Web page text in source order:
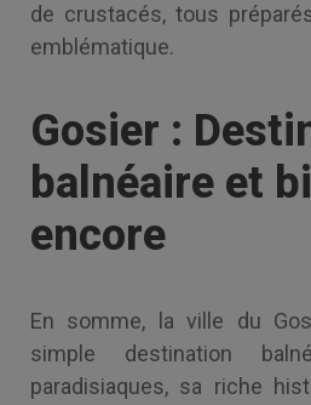
de crustacés, tous
emblématique.
Gosier :
balnéaire et
encore
En somme, la ville du
simple destination
paradisiaques, sa riche